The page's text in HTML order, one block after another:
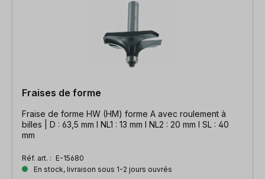
Fraises de forme
Fraise de forme HW (HM) forme A avec roulement à
billes | D : 63,5 mm l NL1 : 13 mm l NL2 : 20 mm l SL : 40
mm
Réf. art. : E-15680
En stock, livraison sous 1-2 jours ouvrés